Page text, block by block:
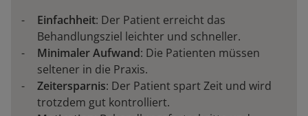
Einfachheit: Der Patient erreicht das
Behandlungsziel leichter und schneller.
Minimaler Aufwand: Die Patienten müssen
seltener in die Praxis.
Zeitersparnis: Der Patient spart Zeit und wird
trotzdem gut kontrolliert.